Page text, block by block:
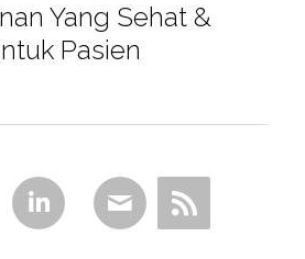
Yang Sehat &
Pasien